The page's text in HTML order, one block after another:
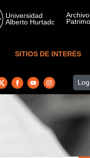
SITIOS DE INTERÉS